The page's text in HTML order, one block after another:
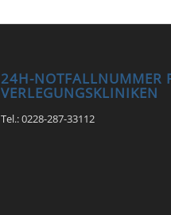
24H-NOTFALLNUMMER
VERLEGUNGSKLINIKEN
Tel.: 0228-287-33112